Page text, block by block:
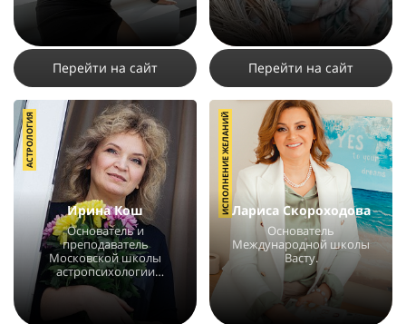
Перейти на сайт Перейти на сайт
Ирина Кош
Основатель и
преподаватель
Московской школы
астропсихологии
«АстроКош».
7352
АСТРОЛОГИЯ
Лариса Скороходова
Основатель
Международной школы
Васту.
7662
ИСПОЛНЕНИЕ ЖЕЛАНИЙ